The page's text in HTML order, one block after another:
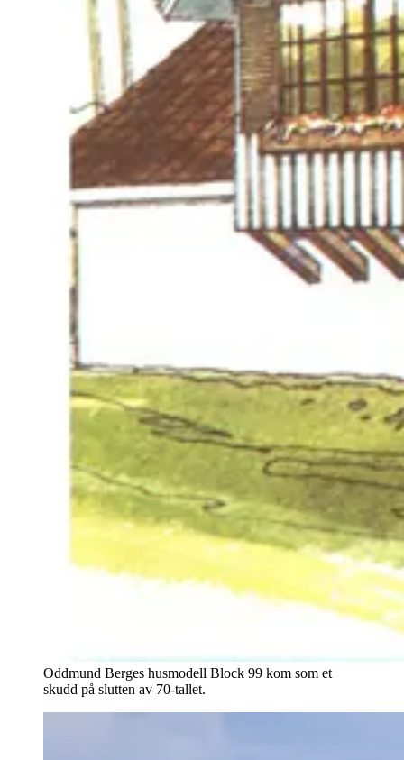
Oddmund Berges husmodell Block 99 kom som et
skudd på slutten av 70-tallet.